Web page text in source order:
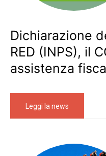
Dichiarazione
RED (INPS), il
assistenza
Leggi la news